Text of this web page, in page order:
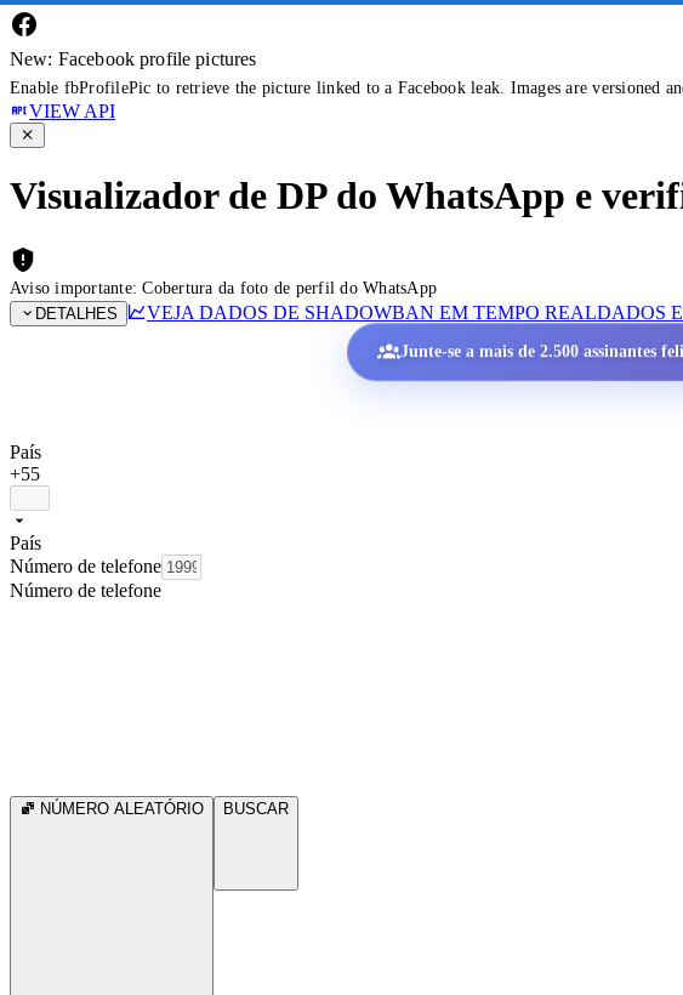
New: Facebook profile pictures
Enable fbProfilePic to retrieve the picture linked to a Facebook leak. Images are versioned
VIEW API
Visualizador de DP do WhatsApp e
Aviso importante: Cobertura da foto de perfil do WhatsApp
DETALHES
VEJA DADOS DE SHADOWBAN EM TEMPO REALDADOS
Junte-se a mais de 2.500 assinantes
País
+55
País
Número de telefone
Número de telefone
NÚMERO ALEATÓRIO BUSCAR